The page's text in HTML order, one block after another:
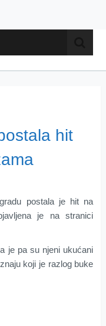
hit
postala je hit na
je na stranici
je pa su njeni ukućani
koji je razlog buke